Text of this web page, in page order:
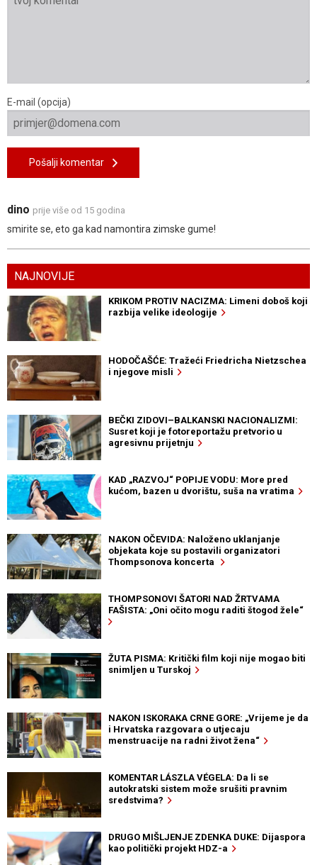
E-mail (opcija)
Pošalji komentar
dino prije više od 15 godina
smirite se, eto ga kad namontira zimske gume!
NAJNOVIJE
KRIKOM PROTIV NACIZMA: Limeni doboš koji
razbija velike ideologije
HODOČAŠĆE: Tražeći Friedricha Nietzschea
i njegove misli
BEČKI ZIDOVI–BALKANSKI NACIONALIZMI:
Susret koji je fotoreportažu pretvorio u
agresivnu prijetnju
KAD „RAZVOJ“ POPIJE VODU: More pred
kućom, bazen u dvorištu, suša na vratima
NAKON OČEVIDA: Naloženo uklanjanje
objekata koje su postavili organizatori
Thompsonova koncerta
THOMPSONOVI ŠATORI NAD ŽRTVAMA
FAŠISTA: „Oni očito mogu raditi štogod žele“
ŽUTA PISMA: Kritički film koji nije mogao biti
snimljen u Turskoj
NAKON ISKORAKA CRNE GORE: „Vrijeme je da
i Hrvatska razgovara o utjecaju
menstruacije na radni život žena“
KOMENTAR LÁSZLA VÉGELA: Da li se
autokratski sistem može srušiti pravnim
sredstvima?
DRUGO MIŠLJENJE ZDENKA DUKE: Dijaspora
kao politički projekt HDZ-a